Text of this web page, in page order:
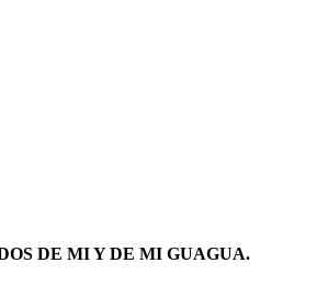
DE MI Y DE MI GUAGUA.